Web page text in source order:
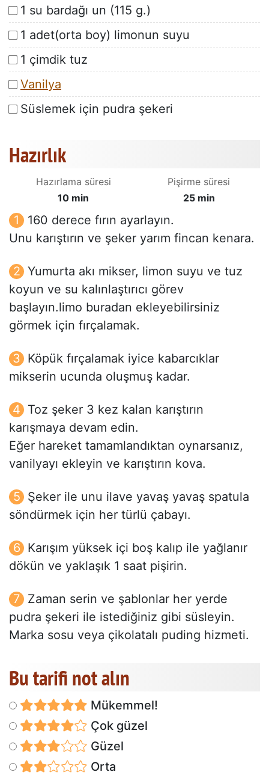
1 su bardağı un (115 g.)
1 adet(orta boy) limonun suyu
1 çimdik tuz
Vanilya
Süslemek için pudra şekeri
Hazırlık
Hazırlama süresi
10 min
Pişirme süresi
25 min
160 derece fırın ayarlayın.
Unu karıştırın ve şeker yarım fincan kenara.
Yumurta akı mikser, limon suyu ve tuz
koyun ve su kalınlaştırıcı görev
başlayın.limo buradan ekleyebilirsiniz
görmek için fırçalamak.
Köpük fırçalamak iyice kabarcıklar
mikserin ucunda oluşmuş kadar.
Toz şeker 3 kez kalan karıştırın
karışmaya devam edin.
Eğer hareket tamamlandıktan oynarsanız,
vanilyayı ekleyin ve karıştırın kova.
Şeker ile unu ilave yavaş yavaş spatula
söndürmek için her türlü çabayı.
Karışım yüksek içi boş kalıp ile yağlanır
dökün ve yaklaşık 1 saat pişirin.
Zaman serin ve şablonlar her yerde
pudra şekeri ile istediğiniz gibi süsleyin.
Marka sosu veya çikolatalı puding hizmeti.
Bu tarifi not alın
Mükemmel!
Çok güzel
Güzel
Orta